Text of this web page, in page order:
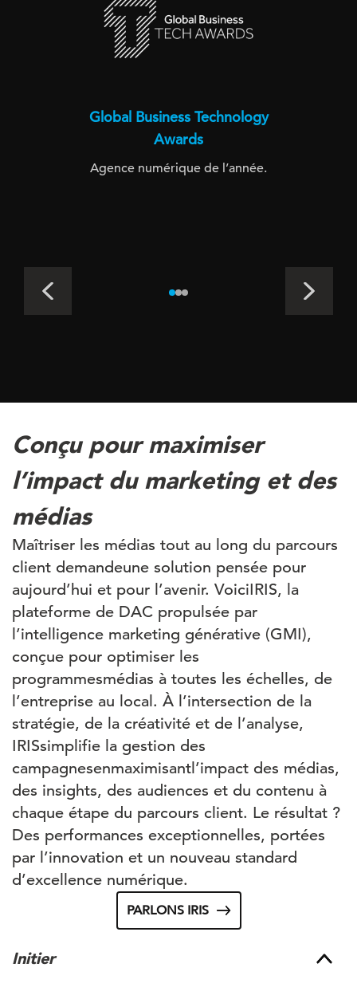
Global Business Technology
Awards
Agence numérique de l’année.
Conçu pour maximiser
l’impact du marketing et des
médias
Maîtriser les médias tout au long du parcours
client demandeune solution pensée pour
aujourd’hui et pour l’avenir. VoiciIRIS, la
plateforme de DAC propulsée par
l’intelligence marketing générative (GMI),
conçue pour optimiser les
programmesmédias à toutes les échelles, de
l’entreprise au local. À l’intersection de la
stratégie, de la créativité et de l’analyse,
IRISsimplifie la gestion des
campagnesenmaximisantl’impact des médias,
des insights, des audiences et du contenu à
chaque étape du parcours client. Le résultat ?
Des performances exceptionnelles, portées
par l’innovation et un nouveau standard
d’excellence numérique.
PARLONS IRIS
Initier